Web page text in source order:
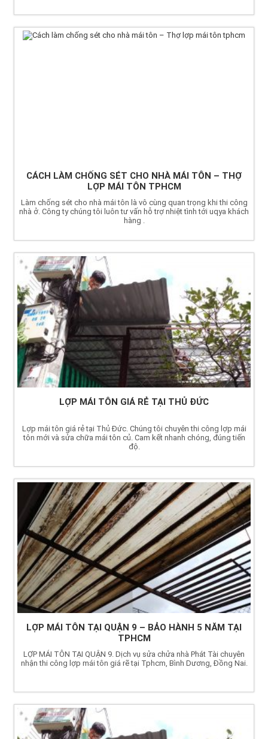
CÁCH LÀM CHỐNG SÉT CHO NHÀ MÁI TÔN – THỢ
LỢP MÁI TÔN TPHCM
Làm chống sét cho nhà mái tôn là vô cùng quan trọng khi thi công
nhà ở. Công ty chúng tôi luôn tư vấn hỗ trợ nhiệt tình tới uqya khách
hàng .
LỢP MÁI TÔN GIÁ RẺ TẠI THỦ ĐỨC
Lợp mái tôn giá rẻ tại Thủ Đức. Chúng tôi chuyên thi công lợp mái
tôn mới và sửa chữa mái tôn củ. Cam kết nhanh chóng, đúng tiến
độ.
LỢP MÁI TÔN TẠI QUẬN 9 – BẢO HÀNH 5 NĂM TẠI
TPHCM
LỢP MÁI TÔN TẠI QUẬN 9. Dịch vụ sửa chửa nhà Phát Tài chuyên
nhận thi công lợp mái tôn giá rẽ tại Tphcm, Bình Dương, Đồng Nai.